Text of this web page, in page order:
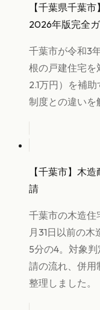
【千葉県千葉
2026年版完全
千葉市が令和3
根の戸建住宅を
2.1万円）を補
制度との違いを
【千葉市】木
請
千葉市の木造
月31日以前の
5分の4。対象
請の流れ、併用
整理しました。